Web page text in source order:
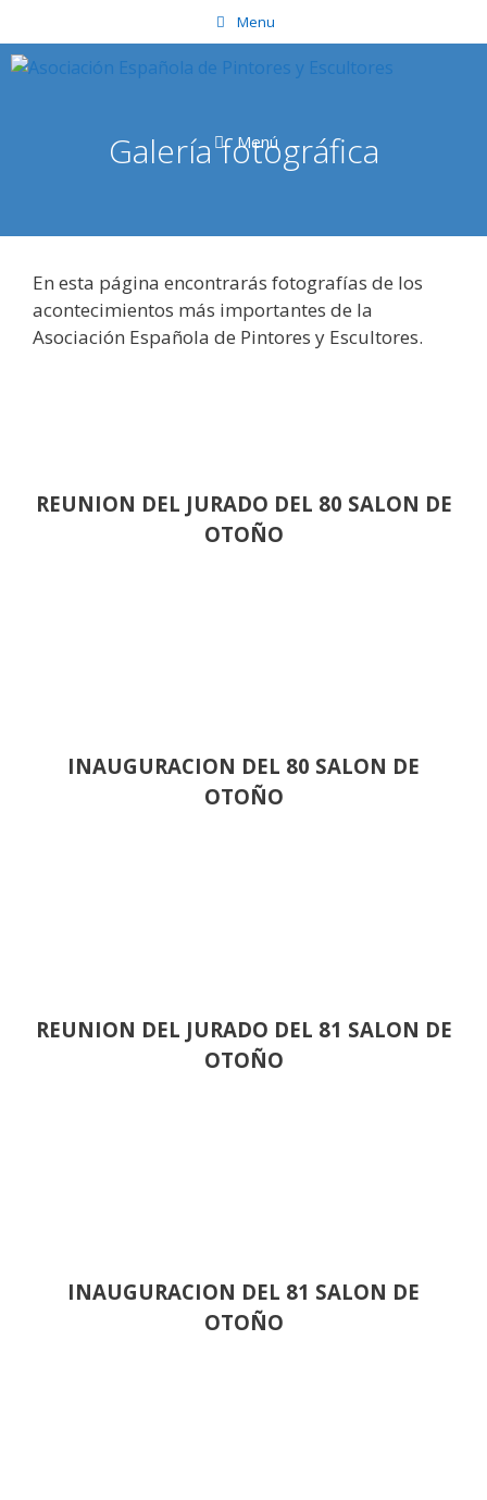
al
contenido
Menu
Menú
Galería fotográfica
En esta página encontrarás fotografías de los
acontecimientos más importantes de la
Asociación Española de Pintores y Escultores.
REUNION DEL JURADO DEL 80 SALON DE
OTOÑO
INAUGURACION DEL 80 SALON DE
OTOÑO
REUNION DEL JURADO DEL 81 SALON DE
OTOÑO
INAUGURACION DEL 81 SALON DE
OTOÑO